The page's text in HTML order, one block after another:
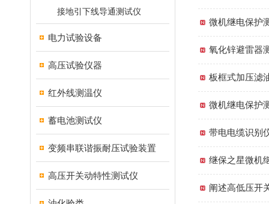
接地引下线导通测试仪
电力试验设备
高压试验仪器
红外线测温仪
蓄电池测试仪
变频串联谐振耐压试验装置
高压开关动特性测试仪
微机继电保护
氧化锌避雷器
板框式加压滤
微机继电保护
带电电缆识别
继保之星微机
阐述高低压开